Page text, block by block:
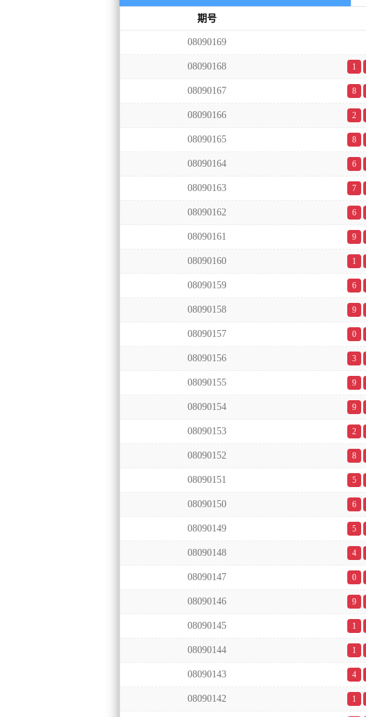
期号
08090169
08090168 1
08090167 8
08090166 2
08090165 8
08090164 6
08090163 7
08090162 6
08090161 9
08090160 1
08090159 6
08090158 9
08090157 0
08090156 3
08090155 9
08090154 9
08090153 2
08090152 8
08090151 5
08090150 6
08090149 5
08090148 4
08090147 0
08090146 9
08090145 1
08090144 1
08090143 4
08090142 1